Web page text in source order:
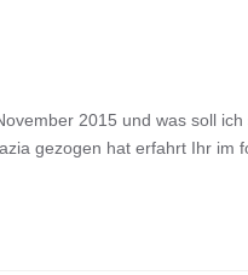
2015 und was soll
gezogen hat erfahrt Ihr im